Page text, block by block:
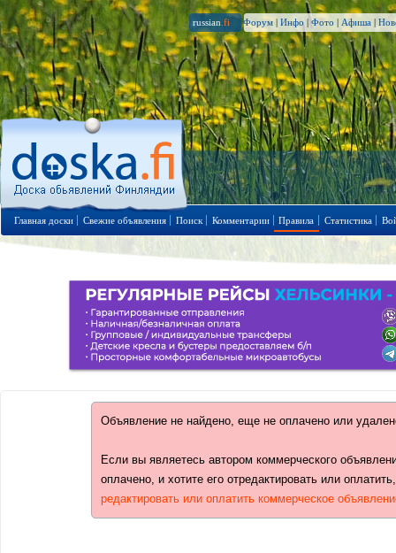
russian .fi Форум | Инфо | Фото | Афиша |
Главная доски Свежие объявления Поиск Комментарии Правила Статистика
Объявление не найдено, еще не оплачено или
Если вы являетесь автором коммерческого
оплачено, и хотите его отредактировать или
редактировать или оплатить коммерческое